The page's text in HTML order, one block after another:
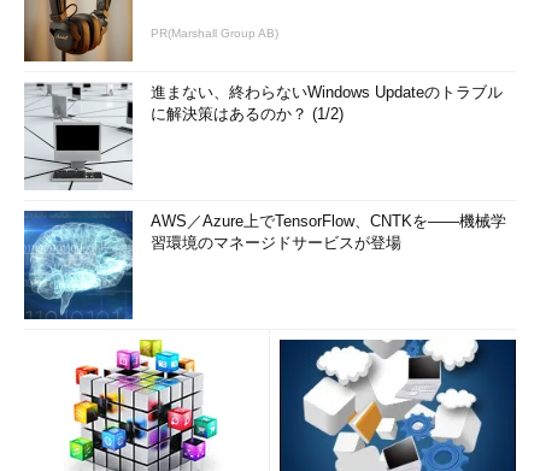
PR(Marshall Group AB)
進まない、終わらないWindows Updateのトラブル
に解決策はあるのか？ (1/2)
AWS／Azure上でTensorFlow、CNTKを――機械学
習環境のマネージドサービスが登場